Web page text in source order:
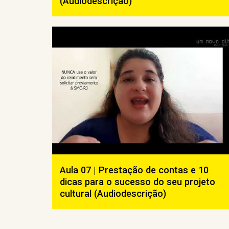
Aula 07 | Prestação de contas e 10
dicas para o sucesso do seu projeto
cultural (Audiodescrição)